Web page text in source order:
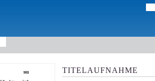
TITELAUFNAHME